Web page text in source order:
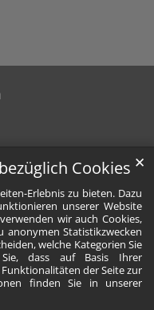
Cookies
Erlebnis zu bieten. Dazu
unserer Website
wir auch Cookies,
anonymen Statistikzwecken
welche Kategorien Sie
dass auf Basis Ihrer
der Seite zur
finden Sie in unserer
✕